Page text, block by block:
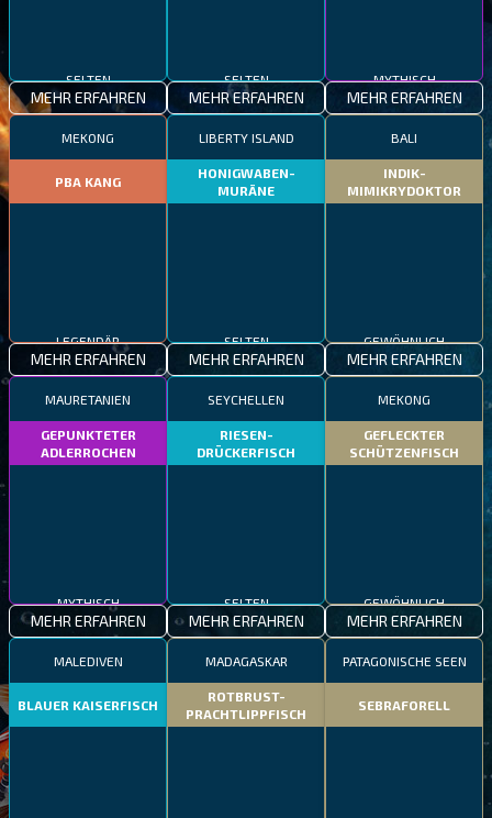
MEHR ERFAHREN MEHR ERFAHREN MEHR ERFAHREN
MEKONG
PBA KANG
MEHR ERFAHREN
LIBERTY ISLAND
HONIGWABEN-
MURÄNE
MEHR ERFAHREN
BALI
INDIK-
MIMIKRYDOKTOR
MEHR ERFAHREN
MAURETANIEN
GEPUNKTETER
ADLERROCHEN
MEHR ERFAHREN
SEYCHELLEN
RIESEN-
DRÜCKERFISCH
MEHR ERFAHREN
MEKONG
GEFLECKTER
SCHÜTZENFISCH
MEHR ERFAHREN
MALEDIVEN
BLAUER KAISERFISCH
MADAGASKAR
ROTBRUST-
PRACHTLIPPFISCH
PATAGONISCHE SEEN
SEBRAFORELL